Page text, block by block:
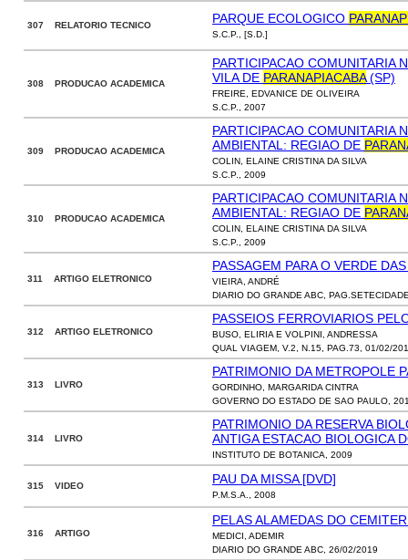
307 RELATORIO TECNICO PARQUE ECOLOGICO
S.C.P., [S.D.]
308 PRODUCAO ACADEMICA
PARTICIPACAO COMUNITARIA
VILA DE PARANAPIACABA(SP)
FREIRE, EDVANICE DE OLIVEIRA
S.C.P., 2007
309 PRODUCAO ACADEMICA
PARTICIPACAO COMUNITARIA
AMBIENTAL: REGIAO DE
COLIN, ELAINE CRISTINA DA SILVA
S.C.P., 2009
310 PRODUCAO ACADEMICA
PARTICIPACAO COMUNITARIA
AMBIENTAL: REGIAO DE
COLIN, ELAINE CRISTINA DA SILVA
S.C.P., 2009
311 ARTIGO ELETRONICO
PASSAGEM PARA O VERDE
VIEIRA, ANDRÉ
DIARIO DO GRANDE ABC,
312 ARTIGO ELETRONICO
PASSEIOS FERROVIARIOS
BUSO, ELIRIA E VOLPINI, ANDRESSA
QUAL VIAGEM, V.2, N.15, PAG.73, 01/02/
313 LIVRO
PATRIMONIO DA METROPOLE
GORDINHO, MARGARIDA CINTRA
GOVERNO DO ESTADO DE SAO PAULO,
314 LIVRO
PATRIMONIO DA RESERVA
ANTIGA ESTACAO BIOLOGICA
INSTITUTO DE BOTANICA, 2009
315 VIDEO PAU DA MISSA [DVD]
P.M.S.A., 2008
316 ARTIGO
PELAS ALAMEDAS DO
MEDICI, ADEMIR
DIARIO DO GRANDE ABC, 26/02/2019